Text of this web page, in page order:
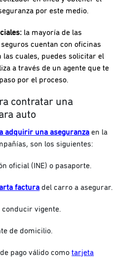
por este medio.
la mayoría de las
cuentan con oficinas
las cuales, puedes solicitar el
a través de un agente que te
por el proceso.
contratar una
auto
adquirir una aseguranza en la
son los siguientes:
oficial (INE) o pasaporte.
factura del carro a asegurar.
conducir vigente.
de domicilio.
pago válido comotarjeta